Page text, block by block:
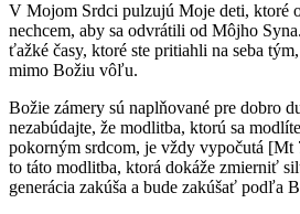
V Mojom Srdci pulzujú Moje deti, ktoré
nechcem, aby sa odvrátili od Môjho
ťažké časy, ktoré ste pritiahli na seba
mimo Božiu vôľu.
Božie zámery sú naplňované pre dobro
nezabúdajte, že modlitba, ktorú sa
pokorným srdcom, je vždy vypočutá [Mt
to táto modlitba, ktorá dokáže zmierniť
generácia zakúša a bude zakúšať podľa